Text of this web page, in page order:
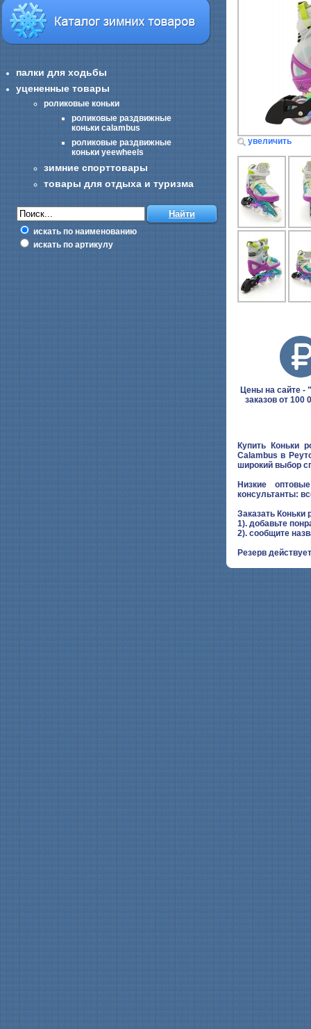
палки для ходьбы
уцененные товары
роликовые коньки
роликовые раздвижные
коньки calambus
роликовые раздвижные
коньки yeewheels
зимние спорттовары
товары для отдыха и туризма
искать по наименованию
искать по артикулу
увеличить
Цены на сайте -
заказов от 100
Купить Коньки
Calambus в
широкий выбор
Низкие
консультанты:
Заказать
1). добавьте
2). сообщите
Резерв